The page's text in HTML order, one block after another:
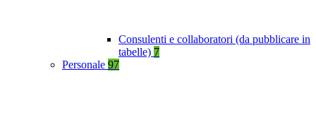
Consulenti e collaboratori (da pubblicare in
tabelle) 7
Personale 97